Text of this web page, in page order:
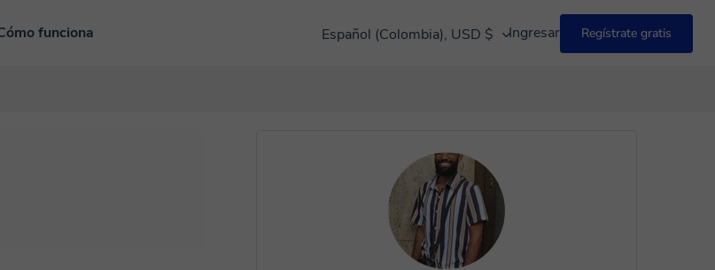
funciona Español (Colombia), USD $ Ingresar Regístrate gratis